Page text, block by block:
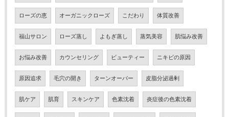
ローズの恵 オーガニックローズ こだわり 体質改善
福山サロン ローズ蒸し よもぎ蒸し 蒸気美容 肌悩み改善
お悩み改善 カウンセリング ビューティー ニキビの原因
原因追求 毛穴の開き ターンオーバー 皮脂分泌過剰
肌ケア 肌育 スキンケア 色素沈着 炎症後の色素沈着